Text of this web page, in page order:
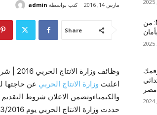
مارس 14, 2016 كتب بواسطة admin
Share
اعلنت وزارة الانتاج الحربي عن حاجتها
والكيمياءوتضمن الاعلان شروط
حددت وزارة الانتاج الحربي يوم 31/3/2016 اخر موعد لاستقبال طلبات التقديم.
أحدث إصدار من MelBet APK: من
برقمك